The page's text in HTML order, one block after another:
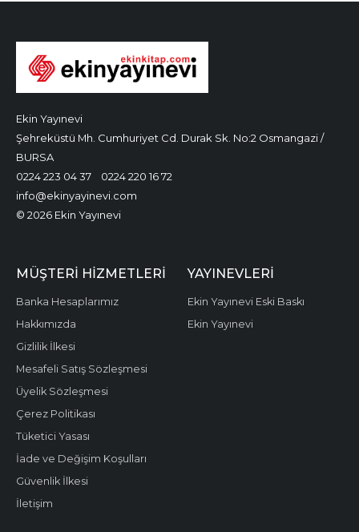
Ekin Yayınevi
Şehreküstü Mh. Cumhuriyet Cd. Durak Sk. No:2 Osmangazi /
BURSA
0224 223 04 37
0224 220 16 72
info@ekinyayinevi.com
© 2026 Ekin Yayınevi
MÜŞTERI HIZMETLERI
Banka Hesaplarımız
Hakkımızda
Gizlilik İlkesi
Mesafeli Satış Sözleşmesi
Üyelik Sözleşmesi
Çerez Politikası
Tüketici Yasası
İade ve Değişim Koşulları
Güvenlik İlkesi
İletişim
YAYINEVLERI
Ekin Yayınevi Eski Baskı
Ekin Yayınevi